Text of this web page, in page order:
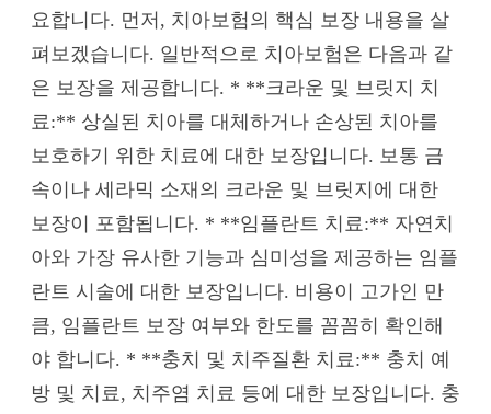
요합니다. 먼저, 치아보험의 핵심 보장 내용을 살
펴보겠습니다. 일반적으로 치아보험은 다음과 같
은 보장을 제공합니다. * **크라운 및 브릿지 치
료:** 상실된 치아를 대체하거나 손상된 치아를
보호하기 위한 치료에 대한 보장입니다. 보통 금
속이나 세라믹 소재의 크라운 및 브릿지에 대한
보장이 포함됩니다. * **임플란트 치료:** 자연치
아와 가장 유사한 기능과 심미성을 제공하는 임플
란트 시술에 대한 보장입니다. 비용이 고가인 만
큼, 임플란트 보장 여부와 한도를 꼼꼼히 확인해
야 합니다. * **충치 및 치주질환 치료:** 충치 예
방 및 치료, 치주염 치료 등에 대한 보장입니다. 충